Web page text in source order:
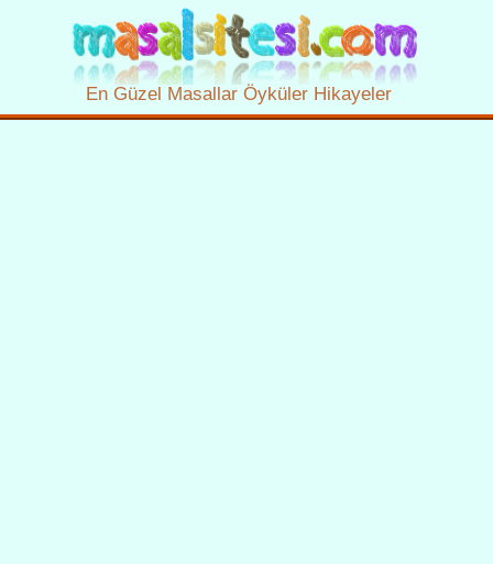
En Güzel Masallar Öyküler Hikayeler